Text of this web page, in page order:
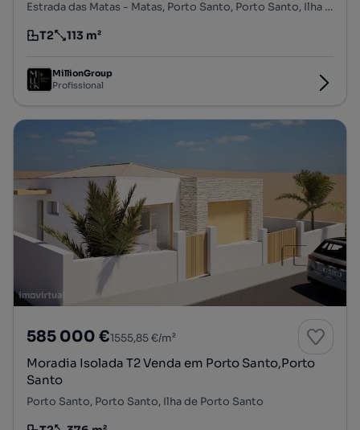
Estrada das Matas - Matas, Porto Santo, Porto Santo, Ilha de Porto Santo
Tipologia
T2
Preço por metro quadrado
113 m²
MillionGroup
Profissional
585 000 €1555,85 €/m²
Moradia Isolada T2 Venda em Porto Santo,Porto
Santo
Porto Santo, Porto Santo, Ilha de Porto Santo